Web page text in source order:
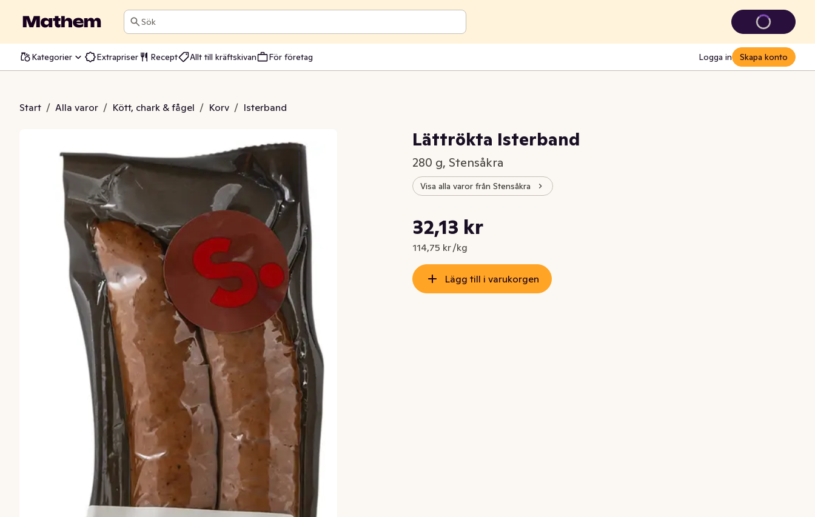
Sök
Kategorier Extrapriser Recept Allt till kräftskivan För företag Logga in Skapa konto
Start / Alla varor / Kött, chark & fågel / Korv / Isterband
Isterband
Lättrökta Isterband
280 g, Stensåkra
Visa alla varor från Stensåkra
Nuvarande pris är: 32,13 kr
32,13 kr
114,75 kr /kg
Styckpris: 114,75 kr /kg
Lägg till i varukorgen